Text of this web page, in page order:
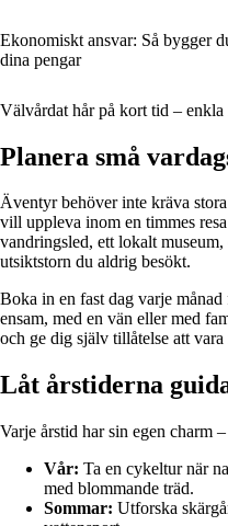
Ekonomiskt ansvar: Så bygger
dina pengar
Välvårdat hår på kort tid –
Planera små
Äventyr behöver inte kräva
vill uppleva inom en timmes
vandringsled, ett lokalt
utsiktstorn du aldrig besökt.
Boka in en fast dag varje
ensam, med en vän eller med
och ge dig själv tillåtelse att
Låt årstiderna
Varje årstid har sin egen charm
Vår: Ta en cykeltur när
med blommande träd.
Sommar: Utforska